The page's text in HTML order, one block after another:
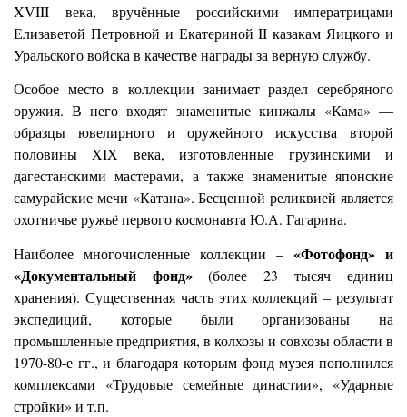
XVIII века, вручённые российскими императрицами
Елизаветой Петровной и Екатериной II казакам Яицкого и
Уральского войска в качестве награды за верную службу.
Особое место в коллекции занимает раздел серебряного
оружия. В него входят знаменитые кинжалы «Кама» —
образцы ювелирного и оружейного искусства второй
половины XIX века, изготовленные грузинскими и
дагестанскими мастерами, а также знаменитые японские
самурайские мечи «Катана». Бесценной реликвией является
охотничье ружьё первого космонавта Ю.А. Гагарина.
Наиболее многочисленные коллекции – «Фотофонд» и
«Документальный фонд»(более 23тысяч единиц
хранения). Существенная часть этих коллекций – результат
экспедиций, которые были организованы на
промышленные предприятия, в колхозы и совхозы области в
1970-80-е гг., и благодаря которым фонд музея пополнился
комплексами «Трудовые семейные династии», «Ударные
стройки» и т.п.